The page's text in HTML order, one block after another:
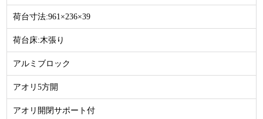
荷台寸法:961×236×39
荷台床:木張り
アルミブロック
アオリ5方開
アオリ開閉サポート付